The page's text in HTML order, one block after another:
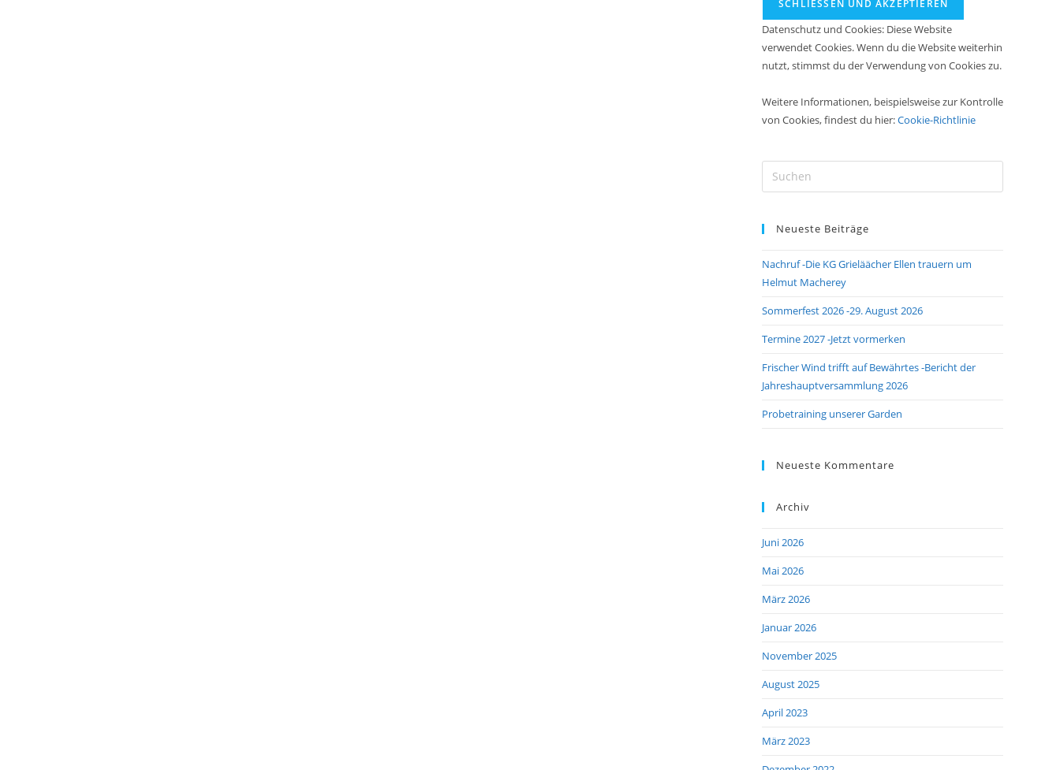
Datenschutz und Cookies: Diese Website
verwendet Cookies. Wenn du die Website weiterhin
nutzt, stimmst du der Verwendung von Cookies zu.
Weitere Informationen, beispielsweise zur Kontrolle
von Cookies, findest du hier:Cookie-Richtlinie
Escape
Neueste Beiträge
Nachruf -Die KG Grieläächer Ellen trauern um
Helmut Macherey
Sommerfest 2026 -29. August 2026
Termine 2027 -Jetzt vormerken
Frischer Wind trifft auf Bewährtes -Bericht der
Jahreshauptversammlung 2026
Probetraining unserer Garden
Neueste Kommentare
Archiv
Juni 2026
Mai 2026
März 2026
Januar 2026
November 2025
August 2025
April 2023
März 2023